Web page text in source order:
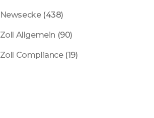
Newsecke(438)
Zoll Allgemein (90)
Zoll Compliance(19)